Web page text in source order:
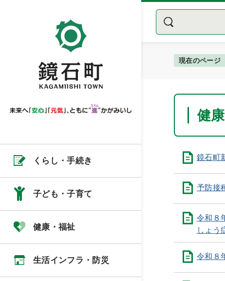
くらし・手続き
子ども・子育て
健康・福祉
生活インフラ・防災
現在のページ
健
鏡石町
予防接
令和８
しょう
令和８